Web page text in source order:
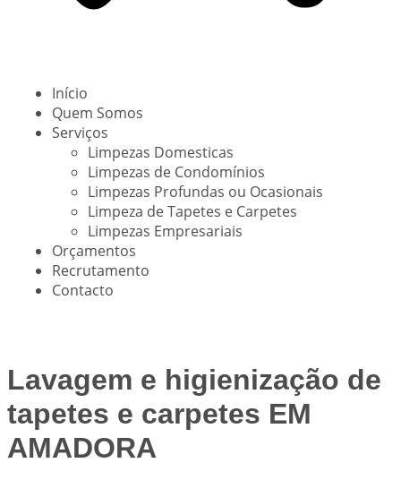
Início
Quem Somos
Serviços
Limpezas Domesticas
Limpezas de Condomínios
Limpezas Profundas ou Ocasionais
Limpeza de Tapetes e Carpetes
Limpezas Empresariais
Orçamentos
Recrutamento
Contacto
Lavagem e higienização de
tapetes e carpetes EM
AMADORA